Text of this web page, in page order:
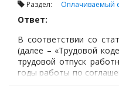
Раздел: Оплачиваемый
Ответ:
В соответствии со
(далее – «Трудовой
трудовой отпуск
годы работы по
любое время рабочего